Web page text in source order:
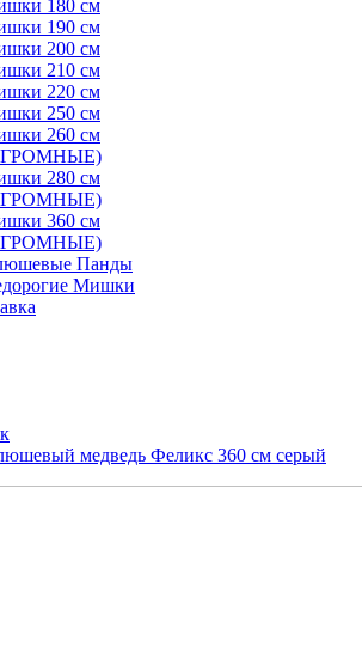
180 см
190 см
200 см
210 см
220 см
250 см
260 см
280 см
360 см
Панды
Мишки
медведь Феликс 360 см серый